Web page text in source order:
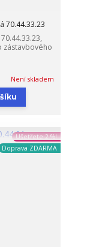
70.44.33.23
zástavbového
Není skladem
Ušetřete 2 %!
Doprava ZDARMA